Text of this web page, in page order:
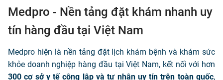
Medpro - Nền tảng đặt khám nhanh uy
tín hàng đầu tại Việt Nam
Medpro hiện là nền tảng đặt lịch khám bệnh và khám sức
khỏe doanh nghiệp hàng đầu tại Việt Nam, kết nối với hơn
300 cơ sở y tế công lập và tư nhân uy tín trên toàn quốc,